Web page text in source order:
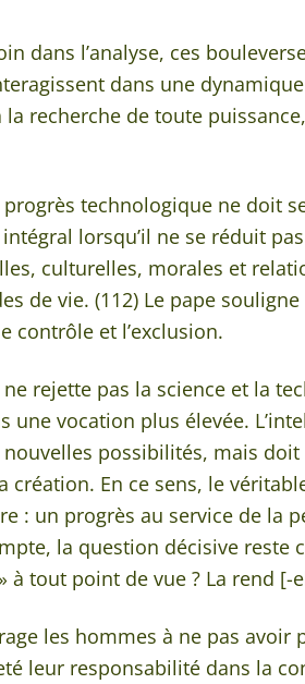
dans l’analyse, ces
dans une
la recherche de toute
progrès technologique ne doit
lorsqu’il ne se réduit
culturelles, morales et
de vie. (112) Le pape
contrôle et l’exclusion.
ne rejette pas la science et la
une vocation plus élevée.
possibilités, mais
création. En ce sens, le
: un progrès au service de la
la question décisive reste
tout point de vue ? La rend [-
les hommes à ne pas
leur responsabilité dans la